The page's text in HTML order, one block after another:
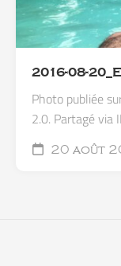
2016-08-
Photo publiée
2.0. Partagé via
20 août